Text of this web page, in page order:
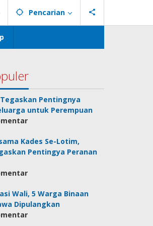
Pencarian
Pentingnya
untuk Perempuan
Kades Se-Lotim,
Pentingya Peranan
Wali, 5 Warga Binaan
Dipulangkan